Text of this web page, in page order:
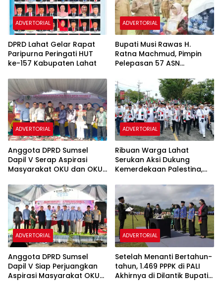
ADVERTORIAL
DPRD Lahat Gelar Rapat
Paripurna Peringati HUT
ke-157 Kabupaten Lahat
ADVERTORIAL
Bupati Musi Rawas H.
Ratna Machmud, Pimpin
Pelepasan 57 ASN
ADVERTORIAL
Anggota DPRD Sumsel
Dapil V Serap Aspirasi
Masyarakat OKU dan OKU
Persoalan Infrastruktur,
Kesehatan dan Pendidikan
ADVERTORIAL
Ribuan Warga Lahat
Serukan Aksi Dukung
Kemerdekaan Palestina,
Segala Bangsa
ADVERTORIAL
Anggota DPRD Sumsel
Dapil V Siap Perjuangkan
Aspirasi Masyarakat OKU
ADVERTORIAL
Setelah Menanti Bertahun-
tahun, 1.469 PPPK di PALI
Akhirnya di Dilantik Bupati